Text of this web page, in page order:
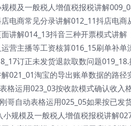
模及一般税人增值税报税讲解
电商常见分录讲解012_11抖店电
讲解014_13抖音三种开票模式讲
营主播等工资核算016_15刷单补
订正未发货退款取数问题
021_01淘宝的导出账单数据的路
格运用023_03按收款模式确认收入
哥自动表格运用025_05如果按已发
规模及一般税人增值税报税讲解